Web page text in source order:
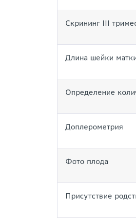
Скрининг III
Длина шейки
Определение
Доплерометрия
Фото плода
Присутствие